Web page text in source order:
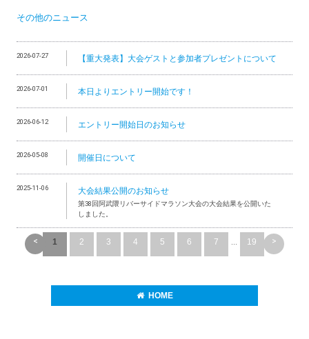
その他のニュース
2026-07-27 【重大発表】大会ゲストと参加者プレゼントについて
2026-07-01 本日よりエントリー開始です！
2026-06-12 エントリー開始日のお知らせ
2026-05-08 開催日について
2025-11-06 大会結果公開のお知らせ
第38回阿武隈リバーサイドマラソン大会の大会結果を公開いた
しました。
< 1 2 3 4 5 6 7 ... 19 >
HOME